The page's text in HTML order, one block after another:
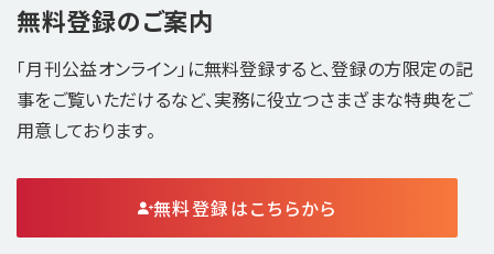
無料登録のご案内
「月刊公益オンライン」に無料登録すると、登録の方限定の記
事をご覧いただけるなど、実務に役立つさまざまな特典をご
用意しております。
無料登録はこちらから